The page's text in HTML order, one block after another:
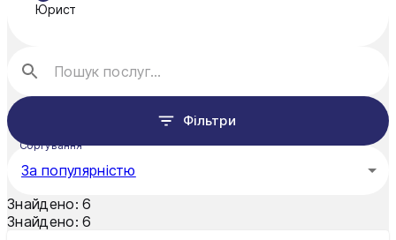
Кропивницький
Одеса
Олександрія
Юрист
Фільтри
Сортування
За популярністю
Знайдено: 6
Знайдено: 6